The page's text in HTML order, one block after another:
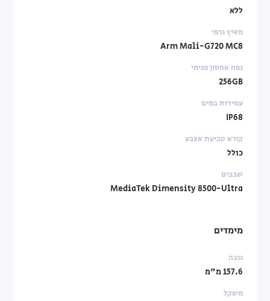
ללא
מאיץ גרפי
Arm Mali-G720 MC8
נפח אחסון פנימי
256GB
עמידות במים
IP68
קורא טביעת אצבע
כולל
שבבים
MediaTek Dimensity 8500-Ultra
מימדים
גובה
157.6 מ"מ
משקל